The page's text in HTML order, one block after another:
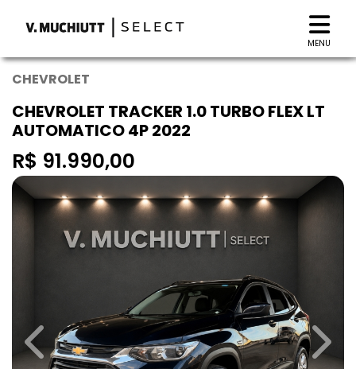
MENU
CHEVROLET
CHEVROLET TRACKER 1.0 TURBO FLEX LT
AUTOMATICO 4P 2022
R$ 91.990,00
Previous Next